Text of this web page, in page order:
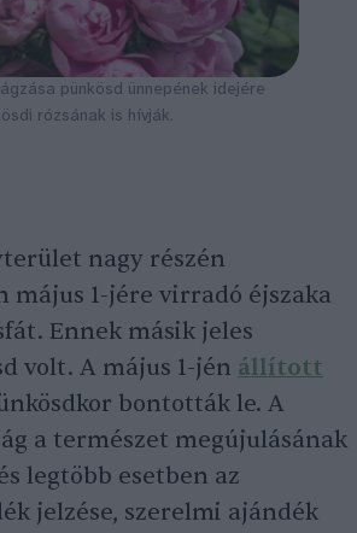
pünkösd ünnepének idejére
rózsának is hívják.
nagy részén
május 1-jére virradó éjszaka
Ennek másik jeles
volt. A május 1-jén állított
bontották le. A
a természet megújulásának
legtöbb esetben az
jelzése, szerelmi ajándék